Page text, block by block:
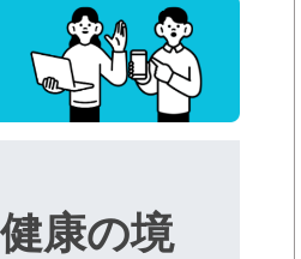
康の境